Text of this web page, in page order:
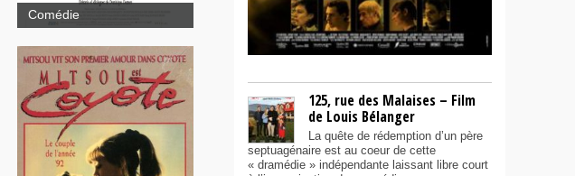
Comédie
125, rue des Malaises – Film
de Louis Bélanger
La quête de rédemption d’un père
septuagénaire est au coeur de cette
« dramédie » indépendante laissant libre court